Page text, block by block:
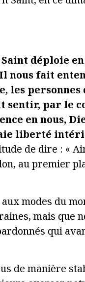
Saint déploie
nous fait
personnes
sentir, par le
en nous,
liberté
de dire : «
au premier
modes du
mais que
qui
de manière